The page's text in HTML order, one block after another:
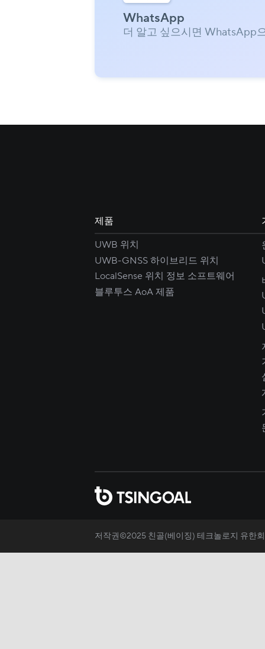
WhatsApp
더 알고 싶으시면 WhatsApp
제품
UWB 위치
UWB-GNSS 하이브리드 위치
LocalSense 위치 정보 소프트웨어
블루투스 AoA 제품
저작권©2025 친골(베이징) 테크놀로지 유한